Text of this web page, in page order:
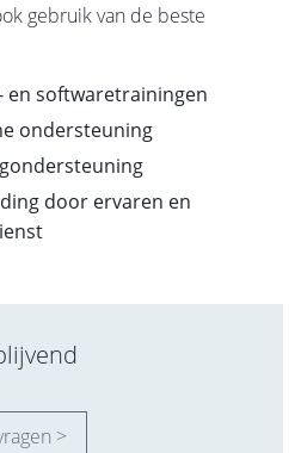
gebruik van de beste
en softwaretrainingen
ondersteuning
door ervaren en
>